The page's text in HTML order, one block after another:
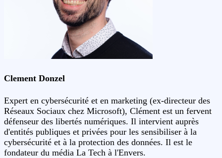
Clement Donzel
Expert en cybersécurité et en marketing (ex-directeur des
Réseaux Sociaux chez Microsoft), Clément est un fervent
défenseur des libertés numériques. Il intervient auprès
d'entités publiques et privées pour les sensibiliser à la
cybersécurité et à la protection des données. Il est le
fondateur du média La Tech à l'Envers.